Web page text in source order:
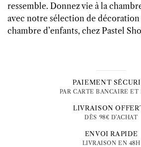
ressemble. Donnez vie à la
avec notre sélection de
chambre d’enfants, chez Pastel
PAIEMENT
PAR CARTE BANCAIRE ET
LIVRAISON
DÈS 98€ D'ACHAT
ENVOI RAPIDE
LIVRAISON EN 48H